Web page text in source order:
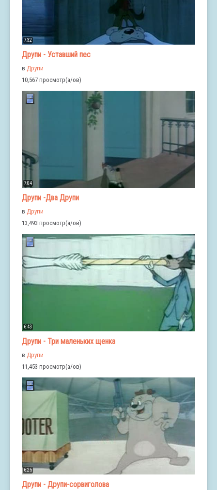
7:32
Друпи - Уставший пес
в Друпи
10,567 просмотр(а/ов)
7:04
Друпи -Два Друпи
в Друпи
13,493 просмотр(а/ов)
6:43
Друпи - Три маленьких щенка
в Друпи
11,453 просмотр(а/ов)
6:25
Друпи - Друпи-сорвиголова